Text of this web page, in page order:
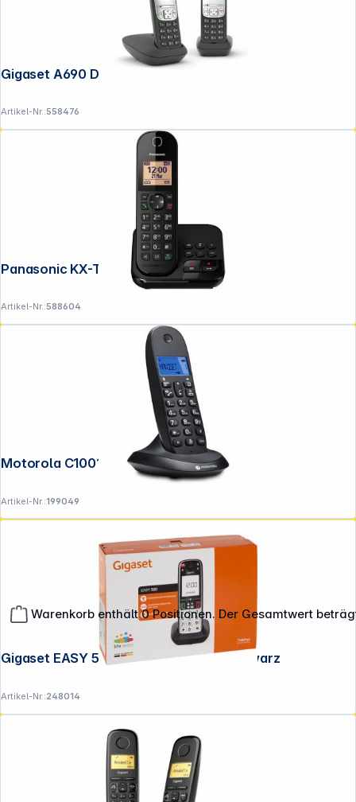
Warenkorb enthält 0 Positionen. Der Gesamtwert
Artikel-Nr.:558476
Panasonic KX-TGC420GB schwarz
Artikel-Nr.:588604
Motorola C1001CB+ schwarz
Artikel-Nr.:199049
Gigaset EASY 500 Seniorentelefon schwarz
Artikel-Nr.:248014
Alle Preise exkl. gesetzl. Mehrwertsteuer zzgl.
Versandkosten